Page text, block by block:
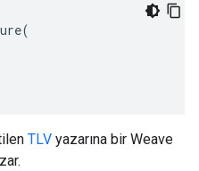
(
TLV yazarına bir Weave